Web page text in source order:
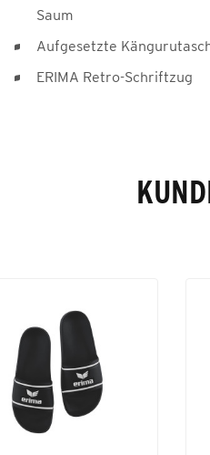
Saum
Aufgesetzte
ERIMA Retro-Schriftzug